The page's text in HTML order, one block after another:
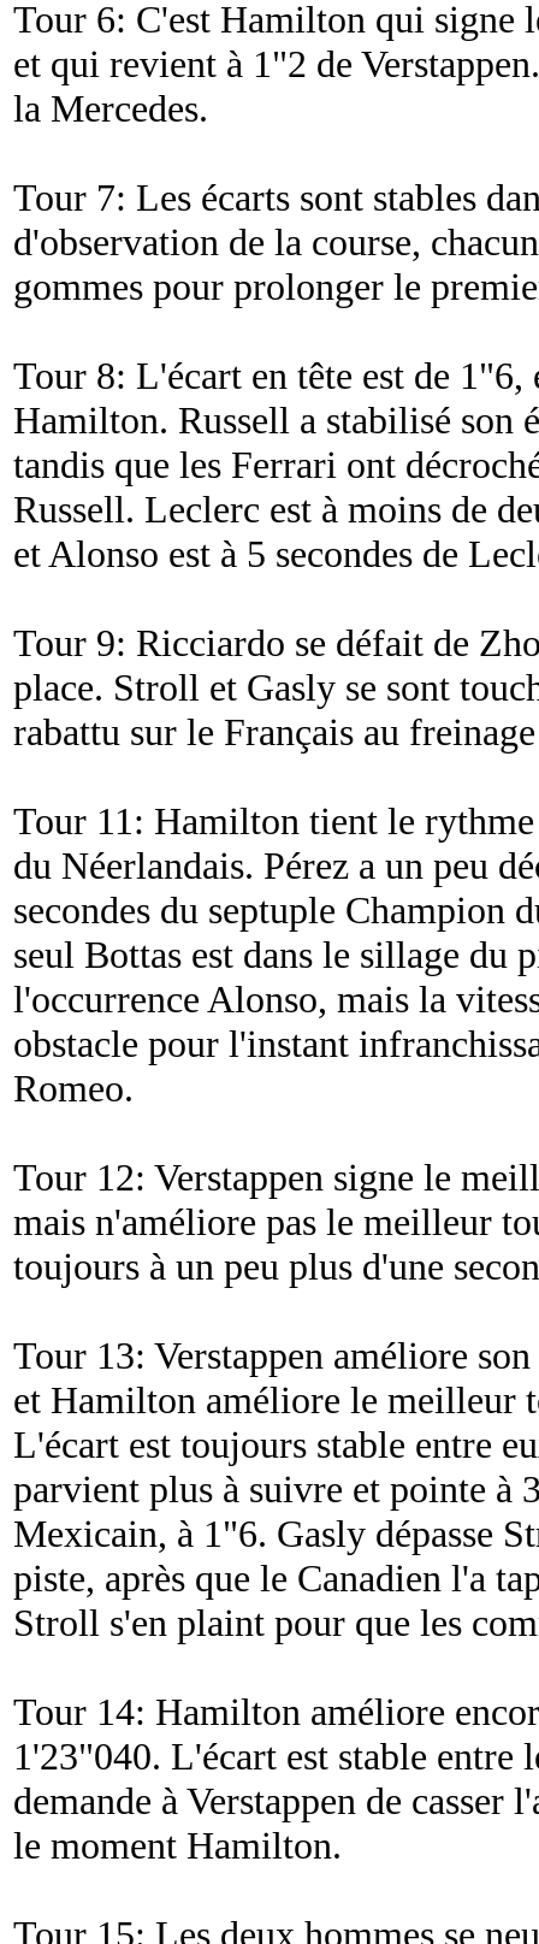
Tour 6: C'est Hamilton qui signe
et qui revient à 1"2 de
la Mercedes.
Tour 7: Les écarts sont stables
d'observation de la course,
gommes pour prolonger le
Tour 8: L'écart en tête est de 1"6,
Hamilton. Russell a stabilisé son
tandis que les Ferrari ont
Russell. Leclerc est à moins de
et Alonso est à 5 secondes de
Tour 9: Ricciardo se défait de
place. Stroll et Gasly se sont
rabattu sur le Français au
Tour 11: Hamilton tient le rythme
du Néerlandais. Pérez a un peu
secondes du septuple Champion
seul Bottas est dans le sillage du
l'occurrence Alonso, mais la
obstacle pour l'instant
Romeo.
Tour 12: Verstappen signe le
mais n'améliore pas le meilleur
toujours à un peu plus d'une
Tour 13: Verstappen améliore
et Hamilton améliore le meilleur
L'écart est toujours stable entre
parvient plus à suivre et pointe à
Mexicain, à 1"6. Gasly dépasse
piste, après que le Canadien l'a
Stroll s'en plaint pour que les
Tour 14: Hamilton améliore
1'23"040. L'écart est stable entre
demande à Verstappen de
le moment Hamilton.
Tour 15: Les deux hommes se